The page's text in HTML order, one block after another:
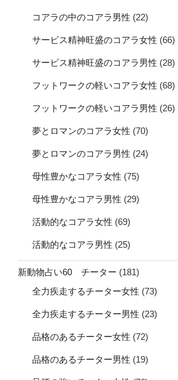
コアラの中のコアラ男性 (22)
サービス精神旺盛のコアラ女性 (66)
サービス精神旺盛のコアラ男性 (28)
フットワークの軽いコアラ女性 (68)
フットワークの軽いコアラ男性 (26)
夢とロマンのコアラ女性 (70)
夢とロマンのコアラ男性 (24)
母性豊かなコアラ女性 (75)
母性豊かなコアラ男性 (29)
活動的なコアラ女性 (69)
活動的なコアラ男性 (25)
新動物占い60 チーター (181)
全力疾走するチーター女性 (73)
全力疾走するチーター男性 (23)
品格のあるチーター女性 (72)
品格のあるチーター男性 (19)